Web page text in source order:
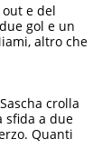
e del
gol e un
altro che
crolla
sfida a due
Quanti